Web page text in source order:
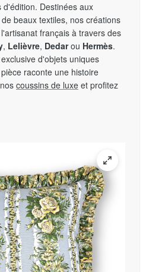
Destinées aux
beaux textiles, nos créations
français à travers des
, Lelièvre, Dedarou Hermès.
d'objets uniques
raconte une histoire
coussins de luxe et profitez